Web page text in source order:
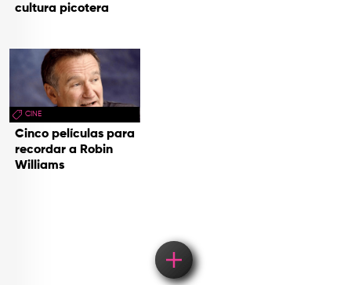
cultura picotera
CINE
Cinco películas para
recordar a Robin
Williams